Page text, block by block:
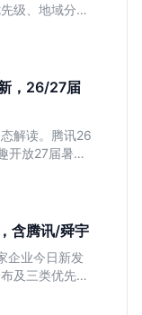
级、地域分布
，26/27届
解读。腾讯26
开放27届暑期
三家企业时间
含腾讯/舜宇
企业今日新发
及三类优先人